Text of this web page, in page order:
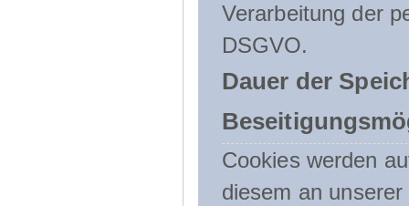
Verarbeitung der
DSGVO.
Dauer der
Cookies werden
diesem an